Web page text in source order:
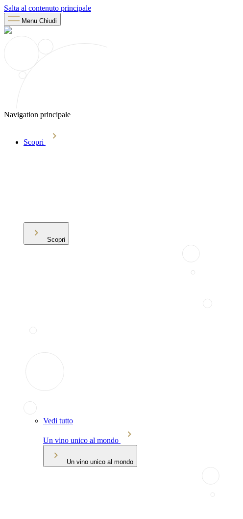
Salta al contenuto principale
Menu Chiudi
Navigation principale
Scopri
Scopri
Vedi tutto
Un vino unico al mondo
Un vino unico al mondo